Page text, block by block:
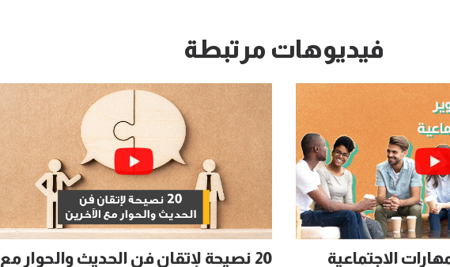
فيديوهات مرتبطة
20 نصيحة لإتقان فن الحديث والحوار مع